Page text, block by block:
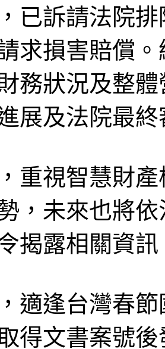
已訴請法院
求損害賠償
務狀況及整
展及法院最
重視智慧財
，未來也將
揭露相關資
適逢台灣春
得文書案號